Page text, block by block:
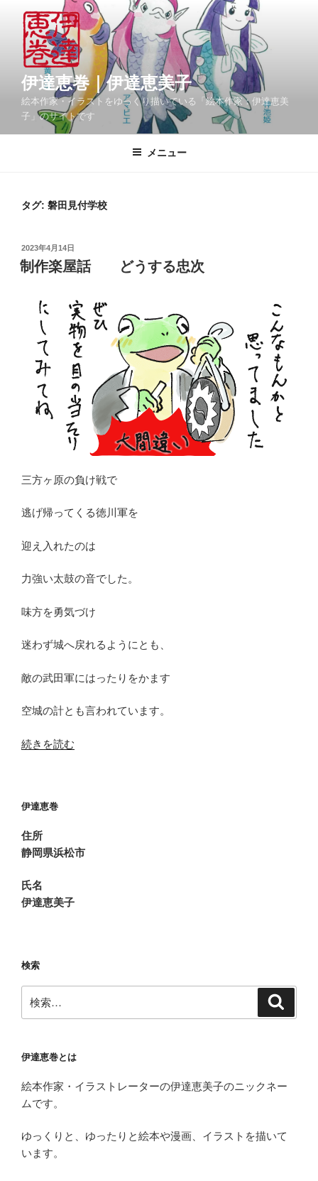
伊達恵巻｜伊達恵美子
絵本作家・イラストをゆっくり描いている「絵本作家：伊達恵美
子」のサイトです
メニュー
タグ: 磐田見付学校
投
稿
日:
2023年4月14日
制作楽屋話 どうする忠次
三方ヶ原の負け戦で
逃げ帰ってくる徳川軍を
迎え入れたのは
力強い太鼓の音でした。
味方を勇気づけ
迷わず城へ戻れるようにとも、
敵の武田軍にはったりをかます
空城の計とも言われています。
“制
話
ど
う
る
忠
続きを読む
伊達恵巻
住所
静岡県浜松市
氏名
伊達恵美子
検索
索:
伊達恵巻とは
絵本作家・イラストレーターの伊達恵美子のニックネー
ムです。
ゆっくりと、ゆったりと絵本や漫画、イラストを描いて
います。